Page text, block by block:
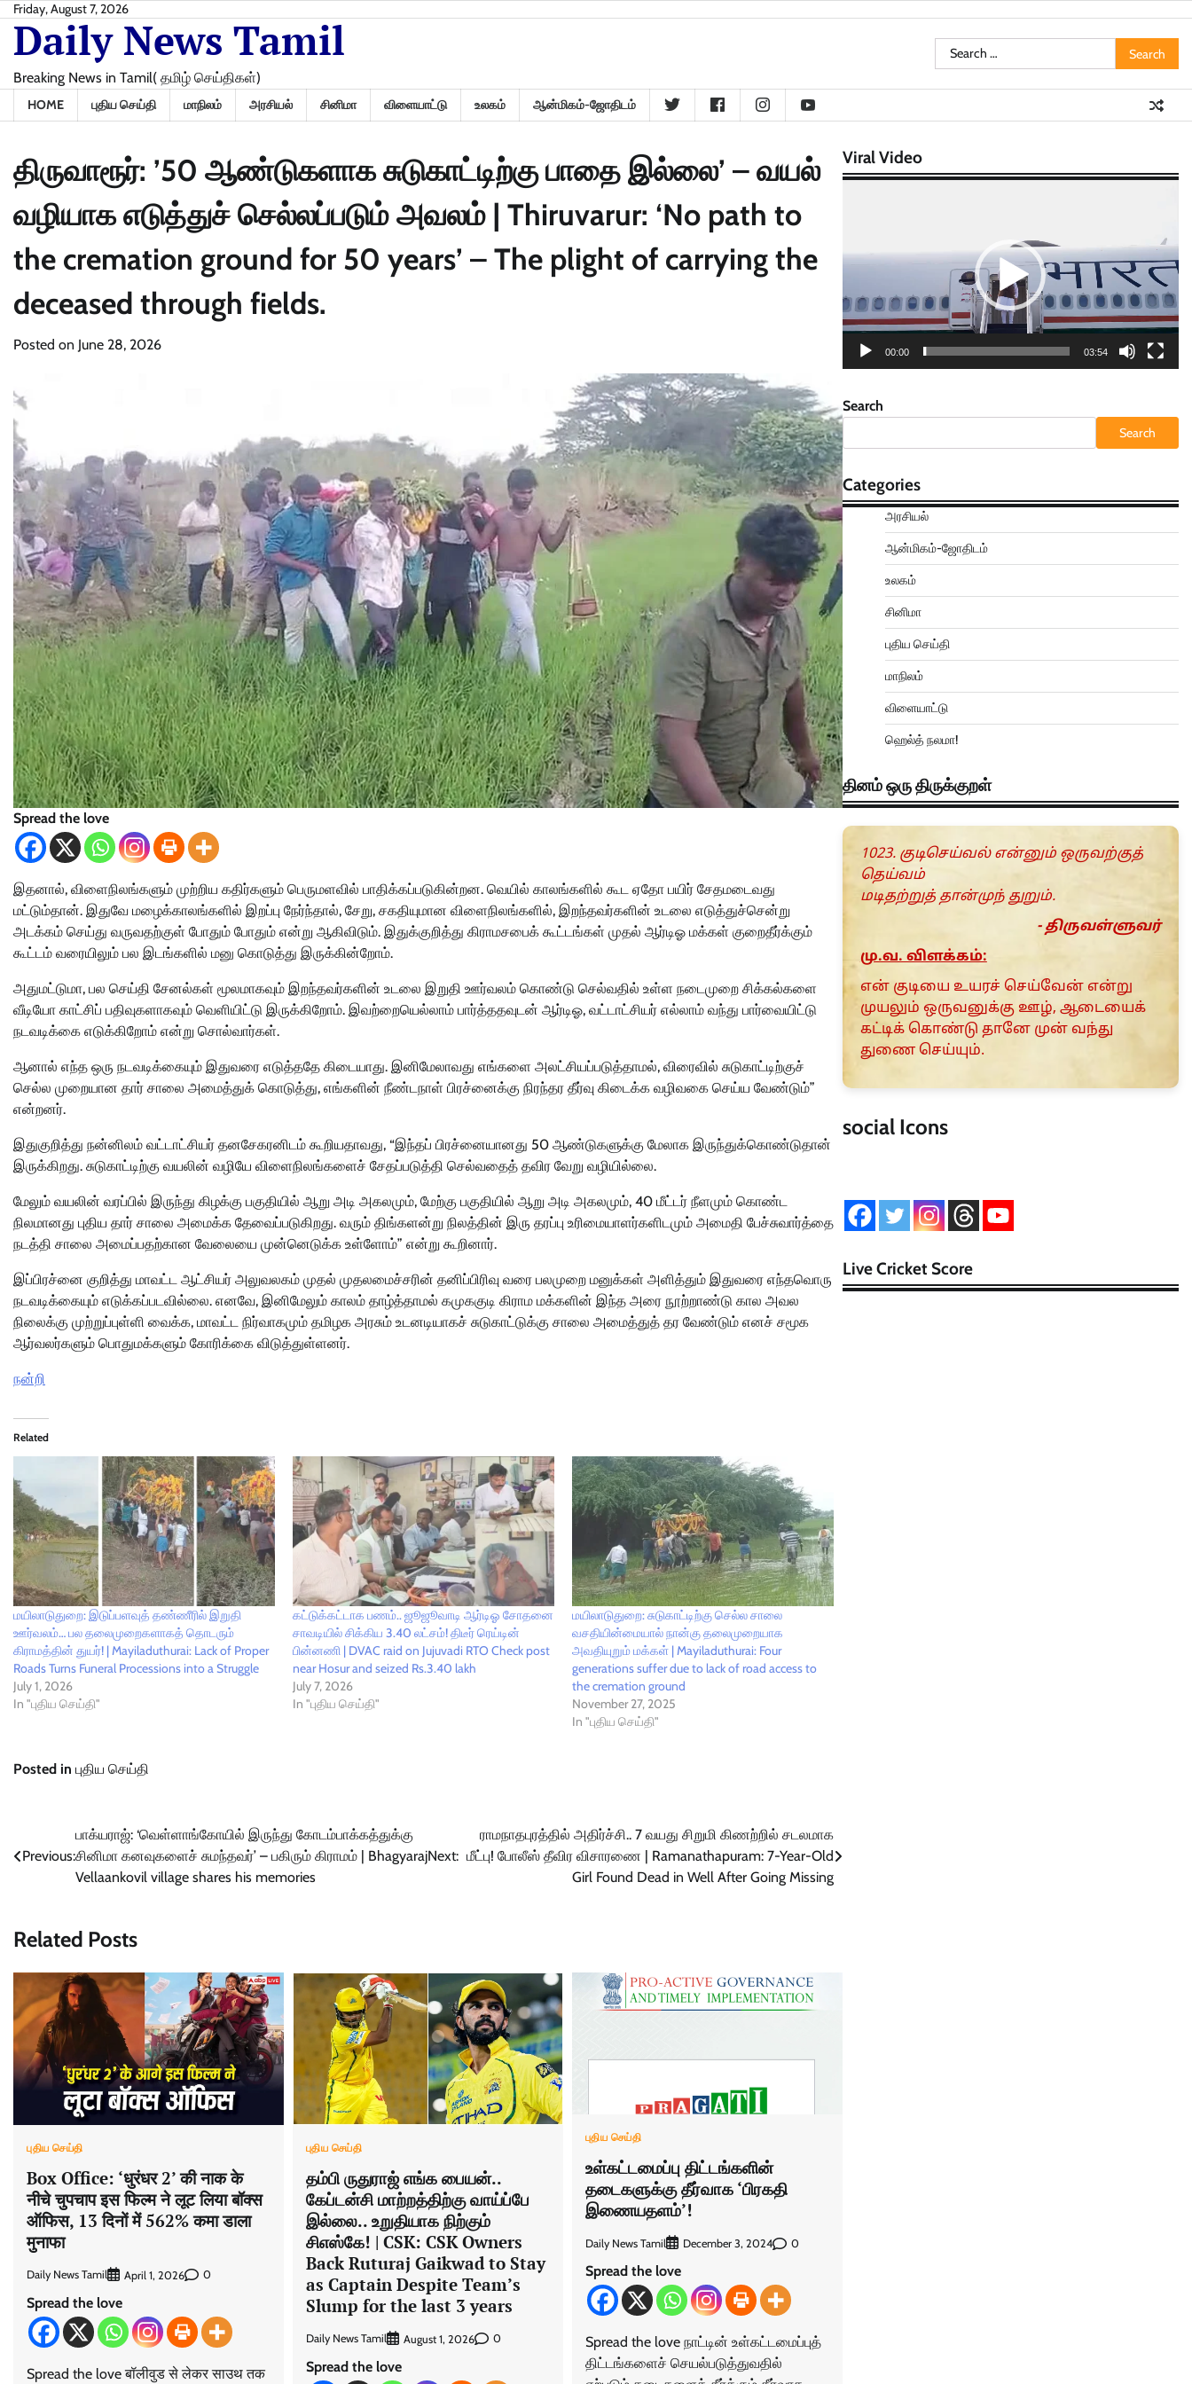
Skip
content
Friday, August 7, 2026
Daily News Tamil
Breaking News in Tamil( தமிழ் செய்திகள்)
Search
for:
HOME புதிய செய்தி மாநிலம் அரசியல் சினிமா விளையாட்டு உலகம் ஆன்மிகம்-ஜோதிடம்
திருவாரூர்: ’50 ஆண்டுகளாக சுடுகாட்டிற்கு பாதை இல்லை’ – வயல்
வழியாக எடுத்துச் செல்லப்படும் அவலம் | Thiruvarur: ‘No path to
the cremation ground for 50 years’ – The plight of carrying the
deceased through fields.
Posted on June 28, 2026
Spread the love
இதனால், விளைநிலங்களும் முற்றிய கதிர்களும் பெருமளவில் பாதிக்கப்படுகின்றன. வெயில் காலங்களில் கூட ஏதோ பயிர் சேதமடைவது
மட்டும்தான். இதுவே மழைக்காலங்களில் இறப்பு நேர்ந்தால், சேறு, சகதியுமான விளைநிலங்களில், இறந்தவர்களின் உடலை எடுத்துச்சென்று
அடக்கம் செய்து வருவதற்குள் போதும் போதும் என்று ஆகிவிடும். இதுக்குறித்து கிராமசபைக் கூட்டங்கள் முதல் ஆர்டிஓ மக்கள் குறைதீர்க்கும்
கூட்டம் வரையிலும் பல இடங்களில் மனு கொடுத்து இருக்கின்றோம்.
அதுமட்டுமா, பல செய்தி சேனல்கள் மூலமாகவும் இறந்தவர்களின் உடலை இறுதி ஊர்வலம் கொண்டு செல்வதில் உள்ள நடைமுறை சிக்கல்களை
வீடியோ காட்சிப் பதிவுகளாகவும் வெளியிட்டு இருக்கிறோம். இவற்றையெல்லாம் பார்த்ததவுடன் ஆர்டிஓ, வட்டாட்சியர் எல்லாம் வந்து பார்வையிட்டு
நடவடிக்கை எடுக்கிறோம் என்று சொல்வார்கள்.
ஆனால் எந்த ஒரு நடவடிக்கையும் இதுவரை எடுத்ததே கிடையாது. இனிமேலாவது எங்களை அலட்சியப்படுத்தாமல், விரைவில் சுடுகாட்டிற்குச்
செல்ல முறையான தார் சாலை அமைத்துக் கொடுத்து, எங்களின் நீண்டநாள் பிரச்னைக்கு நிரந்தர தீர்வு கிடைக்க வழிவகை செய்ய வேண்டும்”
என்றனர்.
இதுகுறித்து நன்னிலம் வட்டாட்சியர் தனசேகரனிடம் கூறியதாவது, “இந்தப் பிரச்னையானது 50 ஆண்டுகளுக்கு மேலாக இருந்துக்கொண்டுதான்
இருக்கிறது. சுடுகாட்டிற்கு வயலின் வழியே விளைநிலங்களைச் சேதப்படுத்தி செல்வதைத் தவிர வேறு வழியில்லை.
மேலும் வயலின் வரப்பில் இருந்து கிழக்கு பகுதியில் ஆறு அடி அகலமும், மேற்கு பகுதியில் ஆறு அடி அகலமும், 40 மீட்டர் நீளமும் கொண்ட
நிலமானது புதிய தார் சாலை அமைக்க தேவைப்படுகிறது. வரும் திங்களன்று நிலத்தின் இரு தரப்பு உரிமையாளர்களிடமும் அமைதி பேச்சுவார்த்தை
நடத்தி சாலை அமைப்பதற்கான வேலையை முன்னெடுக்க உள்ளோம்” என்று கூறினார்.
இப்பிரச்னை குறித்து மாவட்ட ஆட்சியர் அலுவலகம் முதல் முதலமைச்சரின் தனிப்பிரிவு வரை பலமுறை மனுக்கள் அளித்தும் இதுவரை எந்தவொரு
நடவடிக்கையும் எடுக்கப்படவில்லை. எனவே, இனிமேலும் காலம் தாழ்த்தாமல் கமுககுடி கிராம மக்களின் இந்த அரை நூற்றாண்டு கால அவல
நிலைக்கு முற்றுப்புள்ளி வைக்க, மாவட்ட நிர்வாகமும் தமிழக அரசும் உடனடியாகச் சுடுகாட்டுக்கு சாலை அமைத்துத் தர வேண்டும் எனச் சமூக
ஆர்வலர்களும் பொதுமக்களும் கோரிக்கை விடுத்துள்ளனர்.
நன்றி
Related
மயிலாடுதுறை: இடுப்பளவுத் தண்ணீரில் இறுதி
ஊர்வலம்… பல தலைமுறைகளாகத் தொடரும்
கிராமத்தின் துயர்! | Mayiladuthurai: Lack of Proper
Roads Turns Funeral Processions into a Struggle
July 1, 2026
In "புதிய செய்தி"
கட்டுக்கட்டாக பணம்.. ஜூஜூவாடி ஆர்டிஓ சோதனை
சாவடியில் சிக்கிய 3.40 லட்சம்! திடீர் ரெய்டின்
பின்னணி | DVAC raid on Jujuvadi RTO Check post
near Hosur and seized Rs.3.40 lakh
July 7, 2026
In "புதிய செய்தி"
மயிலாடுதுறை: சுடுகாட்டிற்கு செல்ல சாலை
வசதியின்மையால் நான்கு தலைமுறையாக
அவதியுறும் மக்கள் | Mayiladuthurai: Four
generations suffer due to lack of road access to
the cremation ground
November 27, 2025
In "புதிய செய்தி"
Posted in புதிய செய்தி
navigation
Previous:
பாக்யராஜ்: ‘வெள்ளாங்கோயில் இருந்து கோடம்பாக்கத்துக்கு
சினிமா கனவுகளைச் சுமந்தவர்’ – பகிரும் கிராமம் | Bhagyaraj
Vellaankovil village shares his memories
Next:
ராமநாதபுரத்தில் அதிர்ச்சி.. 7 வயது சிறுமி கிணற்றில் சடலமாக
மீட்பு! போலீஸ் தீவிர விசாரணை | Ramanathapuram: 7-Year-Old
Girl Found Dead in Well After Going Missing
Related Posts
புதிய செய்தி
Box Office: ‘धुरंधर 2’ की नाक के
नीचे चुपचाप इस फिल्म ने लूट लिया बॉक्स
ऑफिस, 13 दिनों में 562% कमा डाला
मुनाफा
Daily News Tamil April 1, 2026 0
Spread the love
Spread the love बॉलीवुड से लेकर साउथ तक
புதிய செய்தி
தம்பி ருதுராஜ் எங்க பையன்..
கேப்டன்சி மாற்றத்திற்கு வாய்ப்பே
இல்லை.. உறுதியாக நிற்கும்
சிஎஸ்கே! | CSK: CSK Owners
Back Ruturaj Gaikwad to Stay
as Captain Despite Team’s
Slump for the last 3 years
Daily News Tamil August 1, 2026 0
Spread the love
புதிய செய்தி
உள்கட்டமைப்பு திட்டங்களின்
தடைகளுக்கு தீர்வாக ‘பிரகதி
இணையதளம்’!
Daily News Tamil December 3, 2024 0
Spread the love
Spread the love நாட்டின் உள்கட்டமைப்புத்
திட்டங்களைச் செயல்படுத்துவதில்
Viral Video
00:00 03:54
Search
Search
Categories
அரசியல்
ஆன்மிகம்-ஜோதிடம்
உலகம்
சினிமா
புதிய செய்தி
மாநிலம்
விளையாட்டு
ஹெல்த் நலமா!
தினம் ஒரு திருக்குறள்
1023. குடிசெய்வல் என்னும் ஒருவற்குத்
தெய்வம்
மடிதற்றுத் தான்முந் துறும்.
- திருவள்ளுவர்
மு.வ. விளக்கம்:
என் குடியை உயரச் செய்வேன் என்று
முயலும் ஒருவனுக்கு ஊழ், ஆடையைக்
கட்டிக் கொண்டு தானே முன் வந்து
துணை செய்யும்.
social Icons
Live Cricket Score